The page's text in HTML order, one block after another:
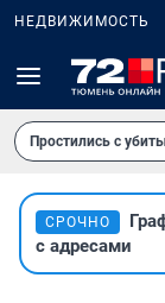
НЕДВИЖИМОСТЬ
Простились с
СРОЧНО
с адресами